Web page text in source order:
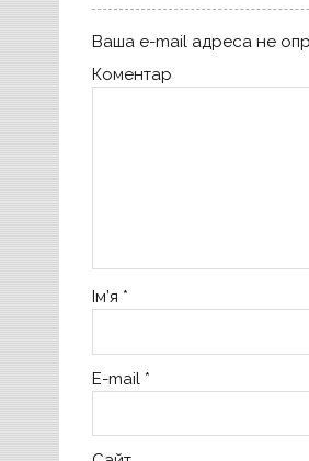
Ваша e-mail адреса не
Коментар
Ім’я *
E-mail *